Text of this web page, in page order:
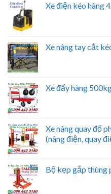
Xe điện kéo hàng
Xe nâng tay cắt
Xe đẩy hàng
Xe nâng quay đổ
(nâng điện, quay
Bộ kẹp gắp thùng